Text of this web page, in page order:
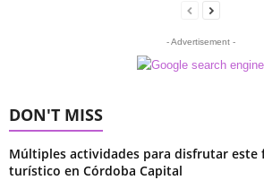
- Advertisement -
DON'T MISS
Múltiples actividades para disfrutar este
turístico en Córdoba Capital